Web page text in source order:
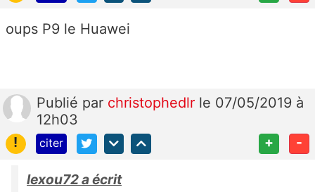
oups P9 le Huawei
Publié par christophedlr le 07/05/2019 à
12h03
!
citer + -
lexou72 a écrit